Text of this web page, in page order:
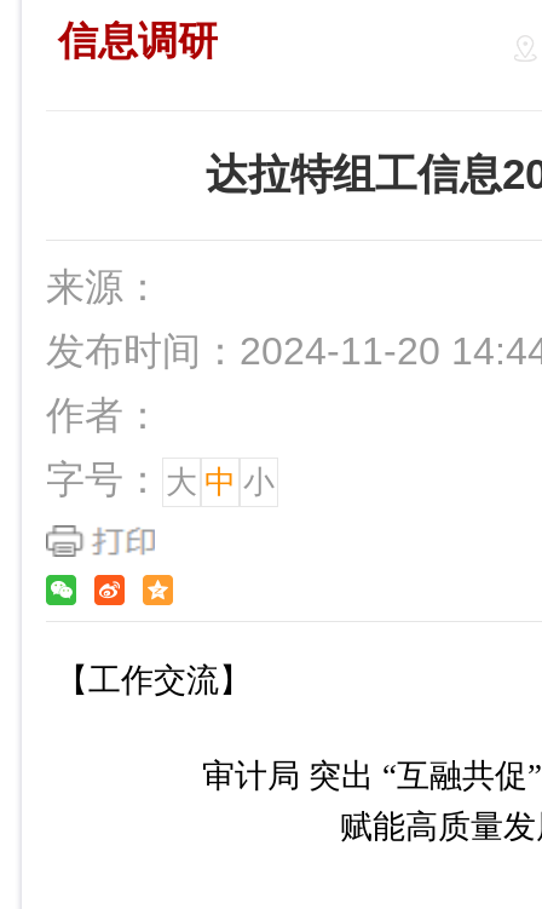
信息调研
达拉特组工信息
来源：
发布时间：2024-11-20
作者：
字号：
大 中 小
【工作交流】
审计局 突出 “互融共促
赋能高质量